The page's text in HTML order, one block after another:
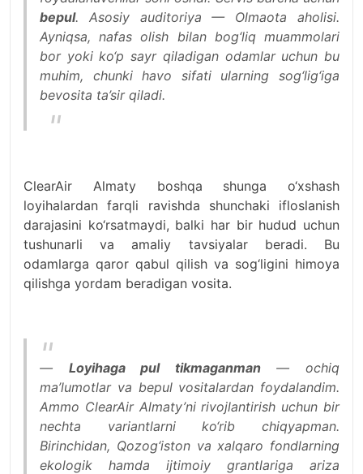
bepul. Asosiy auditoriya — Olmaota aholisi.
Ayniqsa, nafas olish bilan bog‘liq muammolari
bor yoki ko‘p sayr qiladigan odamlar uchun bu
muhim, chunki havo sifati ularning sog‘lig‘iga
bevosita ta’sir qiladi.
ClearAir Almaty boshqa shunga o‘xshash
loyihalardan farqli ravishda shunchaki ifloslanish
darajasini ko‘rsatmaydi, balki har bir hudud uchun
tushunarli va amaliy tavsiyalar beradi. Bu
odamlarga qaror qabul qilish va sog‘ligini himoya
qilishga yordam beradigan vosita.
— Loyihaga pul tikmaganman— ochiq
ma’lumotlar va bepul vositalardan foydalandim.
Ammo ClearAir Almaty’ni rivojlantirish uchun bir
nechta variantlarni ko‘rib chiqyapman.
Birinchidan, Qozog‘iston va xalqaro fondlarning
ekologik hamda ijtimoiy grantlariga ariza